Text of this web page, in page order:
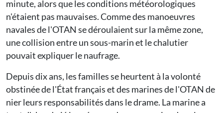
minute, alors que les conditions météorologiques
n'étaient pas mauvaises. Comme des manoeuvres
navales de l'OTAN se déroulaient sur la même zone,
une collision entre un sous-marin et le chalutier
pouvait expliquer le naufrage.
Depuis dix ans, les familles se heurtent à la volonté
obstinée de l'État français et des marines de l'OTAN de
nier leurs responsabilités dans le drame. La marine a